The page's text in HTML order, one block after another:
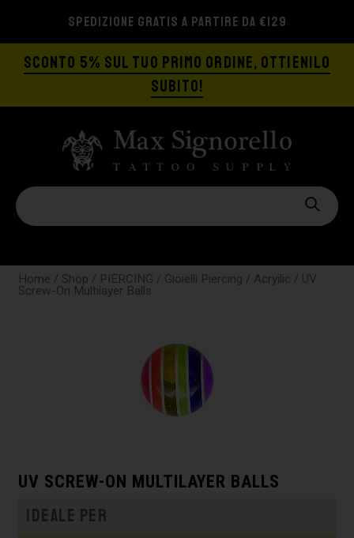
SPEDIZIONE GRATIS A PARTIRE DA €129
SCONTO 5% SUL TUO PRIMO ORDINE, OTTIENILO
SUBITO!
Home / Shop / PIERCING / Gioielli Piercing / Acryilic / UV
Screw-On Multilayer Balls
UV SCREW-ON MULTILAYER BALLS
Ideale per